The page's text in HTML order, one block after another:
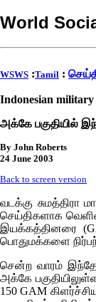
World
WSWS :Tamil :
Indonesian military
அக்கே பகுதியில்
By John Roberts
24 June 2003
Back to screen version
வடக்கு
செய்திகளாக
இயக்கத்தினரை
பொதுமக்களை
சென்ற வாரம்
அக்கே
150GAM